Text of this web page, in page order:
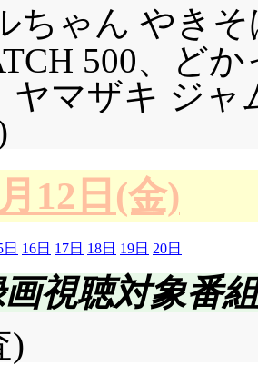
ちゃん やきそ
500、ど
ヤマザキ ジ
12日(金)
日 16日 17日 18日 19日 20日
視聴対象番組
)